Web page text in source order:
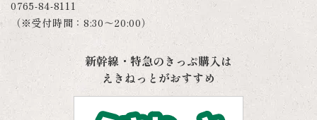
0765-84-8111
（※受付時間：8:30～20:00）
新幹線・特急のきっぷ購入は
えきねっとがおすすめ